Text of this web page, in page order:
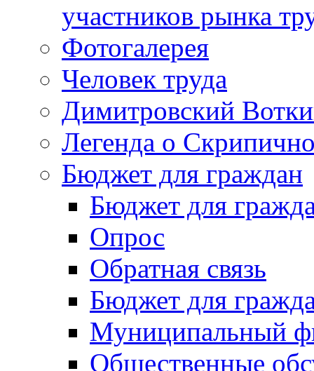
участников рынка
Фотогалерея
Человек труда
Димитровский
Легенда о
Бюджет для граждан
Бюджет для
Опрос
Обратная связь
Бюджет для
Муниципальный
Общественные